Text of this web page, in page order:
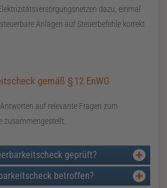
dazu, einmal
Anlagen auf Steuerbefehle korrekt
gemäß § 12 EnWG
auf relevante Fragen zum
zusammengestellt.
geprüft?
betroffen?